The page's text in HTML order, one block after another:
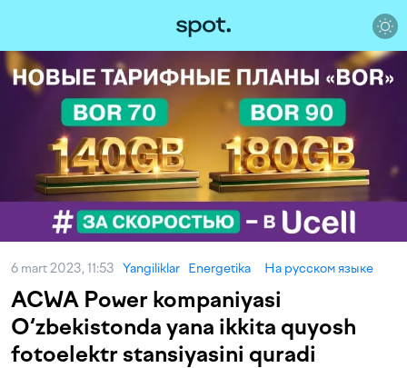
6 mart 2023, 11:53 Yangiliklar Energetika На русском языке
ACWA Power kompaniyasi
O‘zbekistonda yana ikkita quyosh
fotoelektr stansiyasini quradi